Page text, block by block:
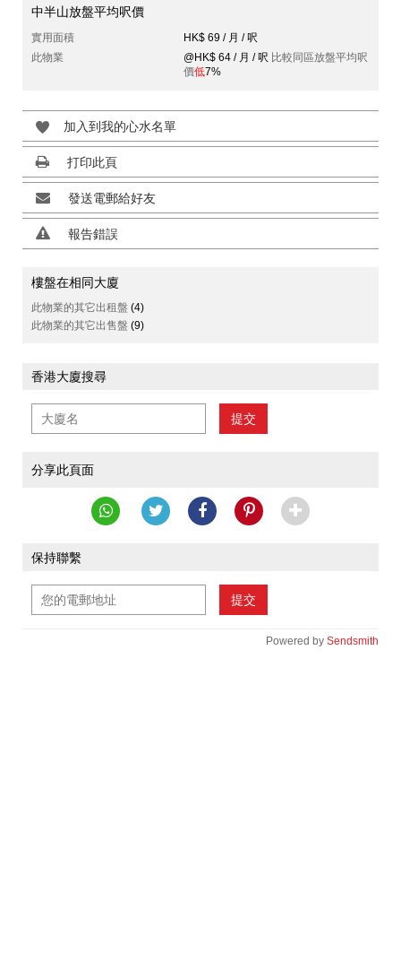
中半山放盤平均呎價
實用面積
HK$ 69 / 月 / 呎
此物業
@HK$ 64 / 月 / 呎 比較同區放盤平均呎
價低7%
加入到我的心水名單
打印此頁
發送電郵給好友
報告錯誤
樓盤在相同大廈
此物業的其它出租盤 (4)
此物業的其它出售盤 (9)
香港大廈搜尋
提交
分享此頁面
保持聯繫
提交
Powered by Sendsmith